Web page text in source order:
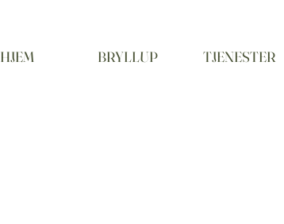
HJEM BRYLLUP TJENESTER